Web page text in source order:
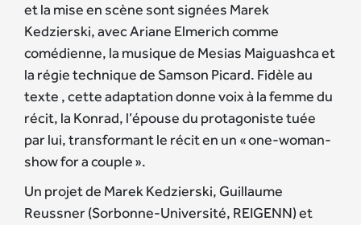
et la mise en scène sont signées Marek
Kedzierski, avec Ariane Elmerich comme
comédienne, la musique de Mesias Maiguashca et
la régie technique de Samson Picard. Fidèle au
texte , cette adaptation donne voix à la femme du
récit, la Konrad, l’épouse du protagoniste tuée
par lui, transformant le récit en un « one-woman-
show for a couple ».
Un projet de Marek Kedzierski, Guillaume
Reussner (Sorbonne-Université, REIGENN) et